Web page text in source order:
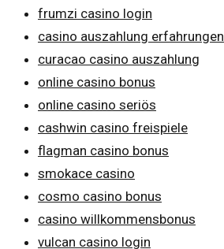
frumzi casino login
casino auszahlung erfahrungen
curacao casino auszahlung
online casino bonus
online casino seriös
cashwin casino freispiele
flagman casino bonus
smokace casino
cosmo casino bonus
casino willkommensbonus
vulcan casino login